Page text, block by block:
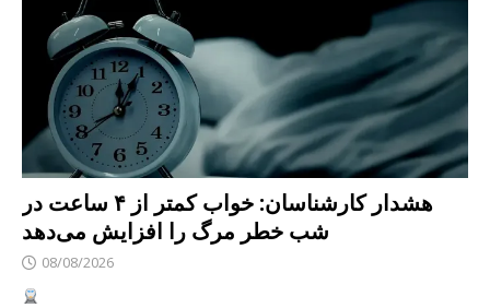
هشدار کارشناسان: خواب کمتر از ۴ ساعت در
شب خطر مرگ را افزایش می‌دهد
08/08/2026